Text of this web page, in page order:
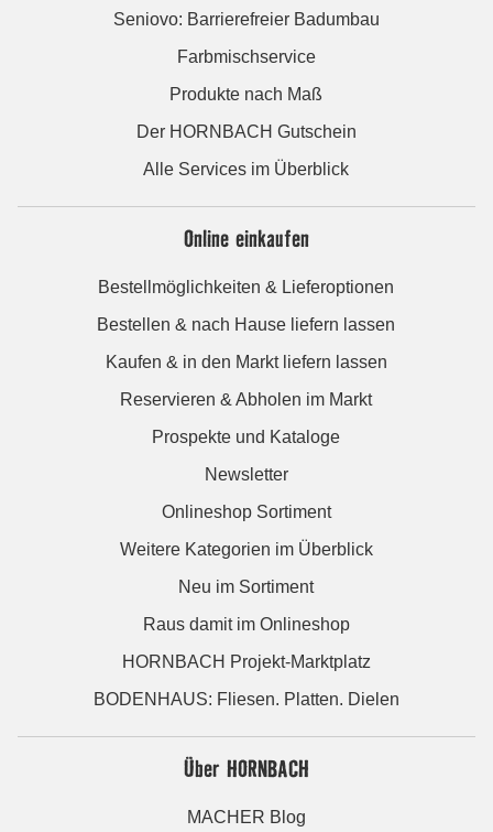
Seniovo: Barrierefreier Badumbau
Farbmischservice
Produkte nach Maß
Der HORNBACH Gutschein
Alle Services im Überblick
Online einkaufen
Bestellmöglichkeiten & Lieferoptionen
Bestellen & nach Hause liefern lassen
Kaufen & in den Markt liefern lassen
Reservieren & Abholen im Markt
Prospekte und Kataloge
Newsletter
Onlineshop Sortiment
Weitere Kategorien im Überblick
Neu im Sortiment
Raus damit im Onlineshop
HORNBACH Projekt-Marktplatz
BODENHAUS: Fliesen. Platten. Dielen
Über HORNBACH
MACHER Blog